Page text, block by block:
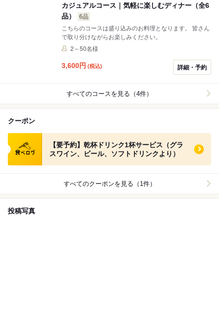
カジュアルコース｜気軽に楽しむディナー（全6
品）
6品
こちらのコースは盛り込みのお料理となります。 皆さん
で取り分けながらお楽しみください。
2～50名様
3,600円 (税込) 詳細・予約
すべてのコースを見る（4件）
クーポン
食べログ クーポン
【要予約】乾杯ドリンク1杯サービス（グラ
スワイン、ビール、ソフトドリンクより）
すべてのクーポンを見る（1件）
投稿写真